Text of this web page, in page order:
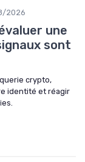
2026
une
sont
crypto,
identité et réagir